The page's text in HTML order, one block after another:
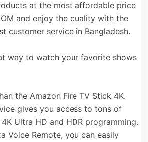
at the most affordable price
and enjoy the quality with the
customer service in Bangladesh.
way to watch your favorite shows
the Amazon Fire TV Stick 4K.
gives you access to tons of
Ultra HD and HDR programming.
Voice Remote, you can easily